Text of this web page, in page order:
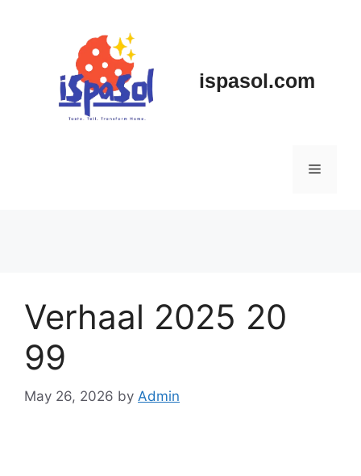
ispasol.com
Menu
Verhaal 2025 20
99
May 26, 2026 by Admin